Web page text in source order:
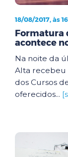
18/08/2017, às
Formatura
acontece
Na noite da
Alta recebeu
dos Cursos
oferecidos...